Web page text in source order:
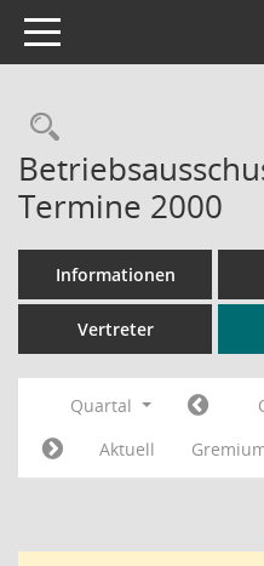
Toggle navigation
Termine 2000
Informationen
Vertreter
Quartal
Aktuell